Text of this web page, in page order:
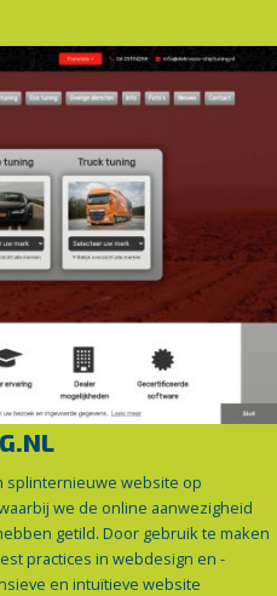
splinternieuwe website op
we de online aanwezigheid
getild. Door gebruik te maken
practices in webdesign en -
en intuïtieve website